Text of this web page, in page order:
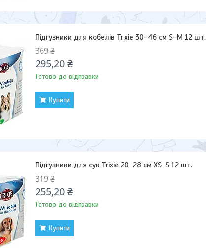
Підгузники для кобелів Trixie 30-46 см S-M 12 шт.
369 ₴
295,20 ₴
Готово до відправки
Купити
Підгузники для сук Trixie 20-28 см XS-S 12 шт.
319 ₴
255,20 ₴
Готово до відправки
Купити